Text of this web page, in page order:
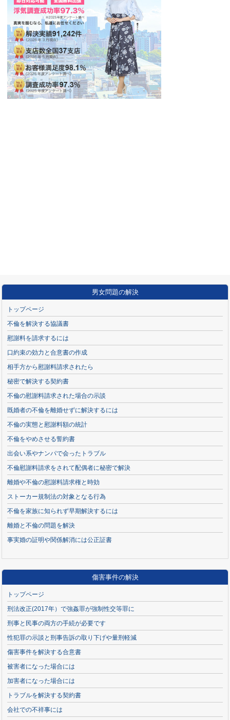
男女問題の解決
トップページ
不倫を解決する協議書
慰謝料を請求するには
口約束の効力と合意書の作成
相手方から慰謝料請求されたら
秘密で解決する契約書
不倫の慰謝料請求された場合の示談
既婚者の不倫を離婚せずに解決するには
不倫の実態と慰謝料額の統計
不倫をやめさせる誓約書
出会い系やナンパで会ったトラブル
不倫慰謝料請求をされて配偶者に秘密で解決
離婚や不倫の慰謝料請求権と時効
ストーカー規制法の対象となる行為
不倫を家族に知られず早期解決するには
離婚と不倫の問題を解決
事実婚の証明や関係解消には公正証書
傷害事件の解決
トップページ
刑法改正(2017年）で強姦罪が強制性交等罪に
刑事と民事の両方の手続が必要です
性犯罪の示談と刑事告訴の取り下げや量刑軽減
傷害事件を解決する合意書
被害者になった場合には
加害者になった場合には
トラブルを解決する契約書
会社での不祥事には